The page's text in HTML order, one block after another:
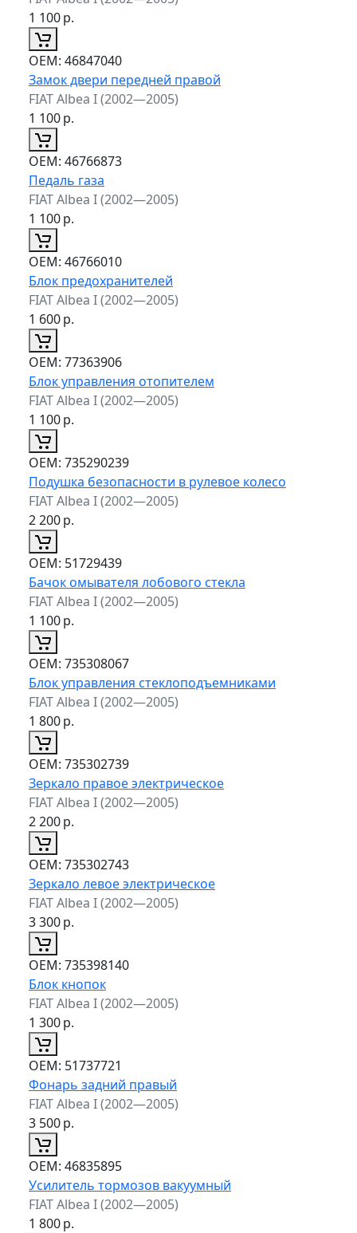
1 100р.
ОЕМ: 46847040
Замок двери передней правой
FIAT Albea I (2002—2005)
1 100р.
ОЕМ: 46766873
Педаль газа
FIAT Albea I (2002—2005)
1 100р.
ОЕМ: 46766010
Блок предохранителей
FIAT Albea I (2002—2005)
1 600р.
ОЕМ: 77363906
Блок управления отопителем
FIAT Albea I (2002—2005)
1 100р.
ОЕМ: 735290239
Подушка безопасности в рулевое колесо
FIAT Albea I (2002—2005)
2 200р.
ОЕМ: 51729439
Бачок омывателя лобового стекла
FIAT Albea I (2002—2005)
1 100р.
ОЕМ: 735308067
Блок управления стеклоподъемниками
FIAT Albea I (2002—2005)
1 800р.
ОЕМ: 735302739
Зеркало правое электрическое
FIAT Albea I (2002—2005)
2 200р.
ОЕМ: 735302743
Зеркало левое электрическое
FIAT Albea I (2002—2005)
3 300р.
ОЕМ: 735398140
Блок кнопок
FIAT Albea I (2002—2005)
1 300р.
ОЕМ: 51737721
Фонарь задний правый
FIAT Albea I (2002—2005)
3 500р.
ОЕМ: 46835895
Усилитель тормозов вакуумный
FIAT Albea I (2002—2005)
1 800р.